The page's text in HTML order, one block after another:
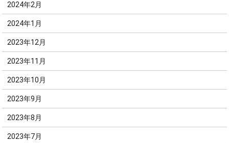
2024年2月
2024年1月
2023年12月
2023年11月
2023年10月
2023年9月
2023年8月
2023年7月